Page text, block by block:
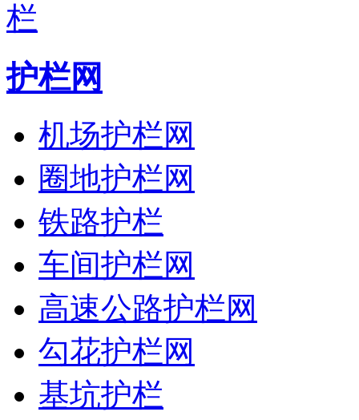
栏
护栏网
机场护栏网
圈地护栏网
铁路护栏
车间护栏网
高速公路护栏网
勾花护栏网
基坑护栏